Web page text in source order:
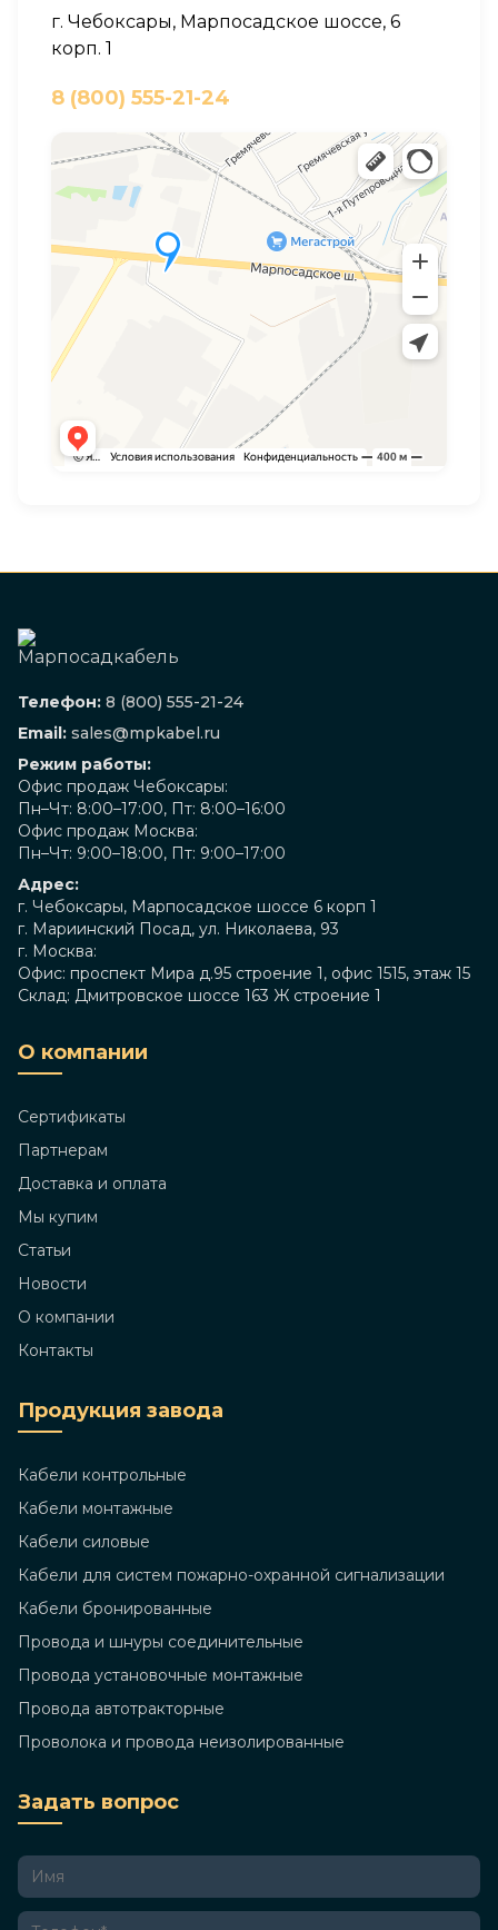
г. Чебоксары, Марпосадское шоссе, 6
корп. 1
8 (800) 555-21-24
Телефон: 8 (800) 555-21-24
Email: sales@mpkabel.ru
Режим работы:
Офис продаж Чебоксары:
Пн–Чт: 8:00–17:00, Пт: 8:00–16:00
Офис продаж Москва:
Пн–Чт: 9:00–18:00, Пт: 9:00–17:00
Адрес:
г. Чебоксары, Марпосадское шоссе 6 корп 1
г. Мариинский Посад, ул. Николаева, 93
г. Москва:
Офис: проспект Мира д.95 строение 1, офис 1515, этаж 15
Склад: Дмитровское шоссе 163 Ж строение 1
О компании
Сертификаты
Партнерам
Доставка и оплата
Мы купим
Статьи
Новости
О компании
Контакты
Продукция завода
Кабели контрольные
Кабели монтажные
Кабели силовые
Кабели для систем пожарно-охранной сигнализации
Кабели бронированные
Провода и шнуры соединительные
Провода установочные монтажные
Провода автотракторные
Проволока и провода неизолированные
Задать вопрос